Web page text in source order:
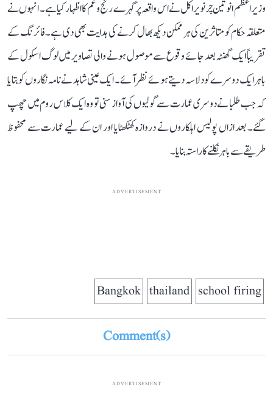
وزیر اعظم انوتین چرنویراکل نے اس واقعہ پر گہرے رنج و غم کا اظہار کیا ہے۔ انہوں نے
متعلقہ حکام کو متاثرین کی ہر ممکن دیکھ بھال کرنے کی ہدایت بھی دی ہے۔ فائرنگ کے
تقریباً ایک گھنٹہ بعد جائے وقوع سے موصول ہونے والی تصاویر میں لوگ اسکول کے
باہر ایک دوسرے کو دلاسہ دیتے ہوئے نظر آئے۔ ایک عینی شاہد نے نامہ نگاروں کو بتایا
کہ جب طلبا نے دوسری عمارت سے گولیوں کی آواز سنی تو وہ ایک کلاس روم میں چھپ
گئے۔ بعد ازاں پولیس اہلکاروں نے دروازہ کھٹکھٹایا اور ان کے لیے عمارت سے محفوظ
طریقے سے باہر نکلنے کا راستہ بنایا۔
ADVERTISEMENT
school firing
thailand
Bangkok
Comment(s)
ADVERTISEMENT